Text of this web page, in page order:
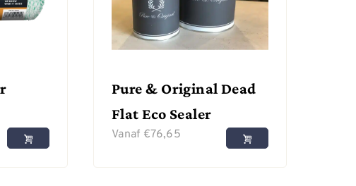
Pure & Original Dead
Flat Eco Sealer
Vanaf €76,65